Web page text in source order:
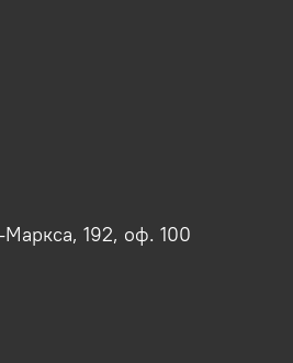
192, оф. 100